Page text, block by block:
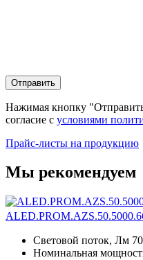
Отправить
Нажимая кнопку
согласие с условиями
Прайс-листы на продукцию
Мы рекомендуем
Световой поток, Лм
Номинальная